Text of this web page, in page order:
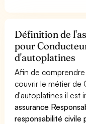
Définition de
pour
d'autoplatines
Afin de
couvrir le métier de
d'autoplatines il est
assurance
responsabilité civile